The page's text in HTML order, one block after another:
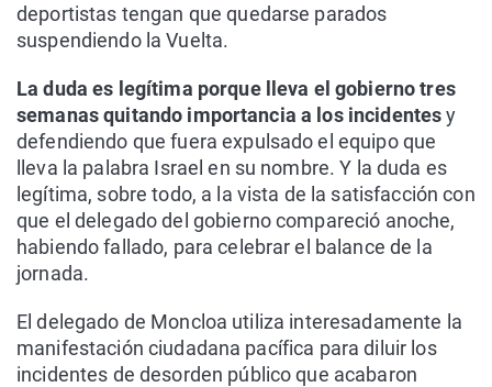
deportistas tengan que quedarse parados
suspendiendo la Vuelta.
La duda es legítima porque lleva el gobierno tres
semanas quitando importancia a los incidentesy
defendiendo que fuera expulsado el equipo que
lleva la palabra Israel en su nombre. Y la duda es
legítima, sobre todo, a la vista de la satisfacción con
que el delegado del gobierno compareció anoche,
habiendo fallado, para celebrar el balance de la
jornada.
El delegado de Moncloa utiliza interesadamente la
manifestación ciudadana pacífica para diluir los
incidentes de desorden público que acabaron